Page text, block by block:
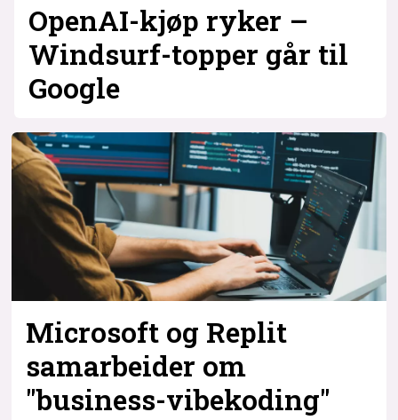
OpenAI-kjøp ryker –
Windsurf-topper går til
Google
Microsoft og Replit
samarbeider om
"business-vibekoding"